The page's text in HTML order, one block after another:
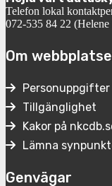
Telefon lokal
072-535 84 22
Om
Personuppgifter
Tillgänglighet
Kakor på
Lämna
Genvägar